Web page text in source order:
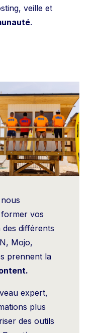
veille et
.
vos
des différents
Mojo,
prennent la
expert,
plus
des outils